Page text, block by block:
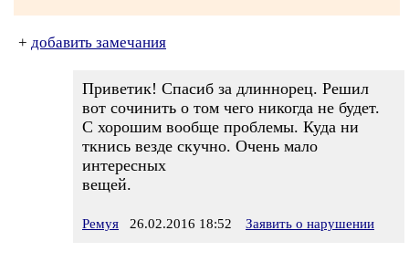
+ добавить замечания
Приветик! Спасиб за длиннорец. Решил
вот сочинить о том чего никогда не будет.
С хорошим вообще проблемы. Куда ни
ткнись везде скучно. Очень мало
интересных
вещей.
Ремуя 26.02.2016 18:52 Заявить о нарушении